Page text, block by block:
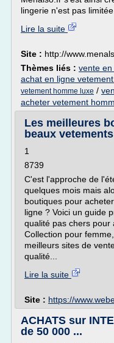
lingerie n'est pas limitée
Lire la suite
Site : http://
Thèmes liés : vente
achat en ligne
vetement homme luxe /
acheter vetement
Les meilleures
beaux vetements
1
8739
C'est l'approche de
quelques mois mais
boutiques pour
ligne ? Voici un guide
qualité pas chers pour
Collection pour
meilleurs sites de
qualité...
Lire la suite
Site : https://
ACHATS sur
de 50 000 ...